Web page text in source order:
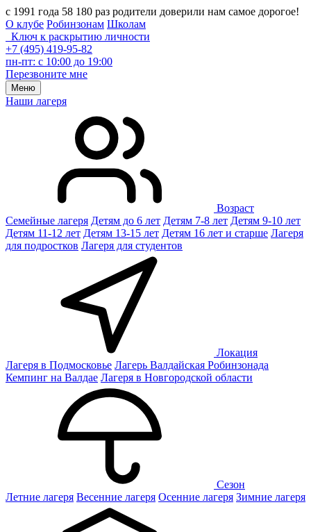
с 1991 года 58 180 раз родители доверили нам самое дорогое!
О клубе Робинзонам Школам
Ключ к раскрытию личности
+7 (495) 419-95-82
пн-пт: с 10:00 до 19:00
Перезвоните мне
Меню
Наши лагеря
Возраст
Семейные лагеря Детям до 6 лет Детям 7-8 лет Детям 9-10 лет
Детям 11-12 лет Детям 13-15 лет Детям 16 лет и старше Лагеря
для подростков Лагеря для студентов
Локация
Лагеря в Подмосковье Лагерь Валдайская Робинзонада
Кемпинг на Валдае Лагеря в Новгородской области
Сезон
Летние лагеря Весенние лагеря Осенние лагеря Зимние лагеря